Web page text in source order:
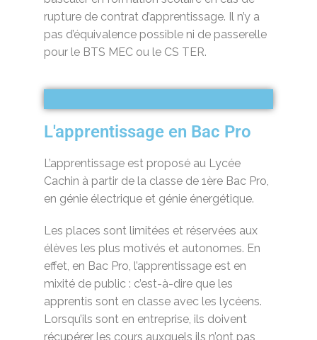
rupture de contrat d’apprentissage. Il n’y a
pas d’équivalence possible ni de passerelle
pour le BTS MEC ou le CS TER.
L'apprentissage en Bac Pro
L’apprentissage est proposé au Lycée
Cachin à partir de la classe de 1ère Bac Pro,
en génie électrique et génie énergétique.
Les places sont limitées et réservées aux
élèves les plus motivés et autonomes. En
effet, en Bac Pro, l’apprentissage est en
mixité de public : c’est-à-dire que les
apprentis sont en classe avec les lycéens.
Lorsqu’ils sont en entreprise, ils doivent
récupérer les cours auxquels ils n’ont pas